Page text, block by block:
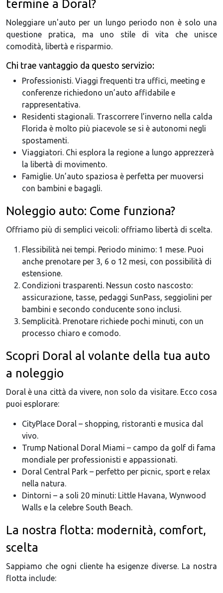
termine a Doral?
Noleggiare un'auto per un lungo periodo non è solo una
questione pratica, ma uno stile di vita che unisce
comodità, libertà e risparmio.
Chi trae vantaggio da questo servizio:
Professionisti. Viaggi frequenti tra uffici, meeting e
conferenze richiedono un’auto affidabile e
rappresentativa.
Residenti stagionali. Trascorrere l’inverno nella calda
Florida è molto più piacevole se si è autonomi negli
spostamenti.
Viaggiatori. Chi esplora la regione a lungo apprezzerà
la libertà di movimento.
Famiglie. Un’auto spaziosa è perfetta per muoversi
con bambini e bagagli.
Noleggio auto: Come funziona?
Offriamo più di semplici veicoli: offriamo libertà di scelta.
Flessibilità nei tempi. Periodo minimo: 1 mese. Puoi
anche prenotare per 3, 6 o 12 mesi, con possibilità di
estensione.
Condizioni trasparenti. Nessun costo nascosto:
assicurazione, tasse, pedaggi SunPass, seggiolini per
bambini e secondo conducente sono inclusi.
Semplicità. Prenotare richiede pochi minuti, con un
processo chiaro e comodo.
Scopri Doral al volante della tua auto
a noleggio
Doral è una città da vivere, non solo da visitare. Ecco cosa
puoi esplorare:
CityPlace Doral – shopping, ristoranti e musica dal
vivo.
Trump National Doral Miami – campo da golf di fama
mondiale per professionisti e appassionati.
Doral Central Park – perfetto per picnic, sport e relax
nella natura.
Dintorni – a soli 20 minuti: Little Havana, Wynwood
Walls e la celebre South Beach.
La nostra flotta: modernità, comfort,
scelta
Sappiamo che ogni cliente ha esigenze diverse. La nostra
flotta include: